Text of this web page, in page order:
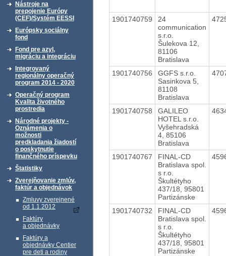
Nástroje na
prepojenie Európy
(CEF)/Systém EESSI
Európsky sociálny
fond
Fond pre azyl,
migráciu a integráciu
Integrovaný
regionálny operačný
program 2014 - 2020
Operačný program
Kvalita životného
prostredia
Národné projekty -
Oznámenia o
možnosti
predkladania žiadostí
o poskytnutie
finančného príspevku
Štatistiky
Zverejňovanie zmlúv,
faktúr a objednávok
Zmluvy zverejnené
od 1.1.2012
Faktúry
a objednávky
Faktúry a
objednávky Centier
pre deti a rodiny
1901740759
24
communication
s.r.o.
Šulekova 12,
81106
Bratislava
1901740756
GGFS s.r.o.
Sasinkova 5,
81108
Bratislava
1901740758
GALILEO
HOTEL s.r.o.
Vyšehradská
4, 85106
Bratislava
1901740767
FINAL-CD
Bratislava spol.
s r.o.
Škultétyho
437/18, 95801
Partizánske
1901740732
FINAL-CD
Bratislava spol.
s r.o.
Škultétyho
437/18, 95801
Partizánske